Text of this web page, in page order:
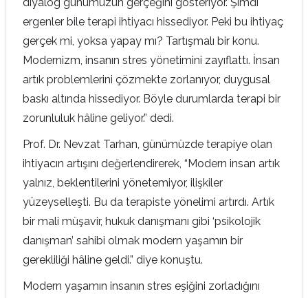
ergenler bile terapi ihtiyacı hissediyor. Peki bu ihtiyaç
gerçek mi, yoksa yapay mı? Tartışmalı bir konu.
Modernizm, insanın stres yönetimini zayıflattı. İnsan
artık problemlerini çözmekte zorlanıyor, duygusal
baskı altında hissediyor. Böyle durumlarda terapi bir
zorunluluk hâline geliyor.” dedi.
Prof. Dr. Nevzat Tarhan, günümüzde terapiye olan
ihtiyacın artışını değerlendirerek, “Modern insan artık
yalnız, beklentilerini yönetemiyor, ilişkiler
yüzeyselleşti. Bu da terapiste yönelimi artırdı. Artık
bir mali müşavir, hukuk danışmanı gibi ‘psikolojik
danışman’ sahibi olmak modern yaşamın bir
gerekliliği hâline geldi.” diye konuştu.
Modern yaşamın insanın stres eşiğini zorladığını